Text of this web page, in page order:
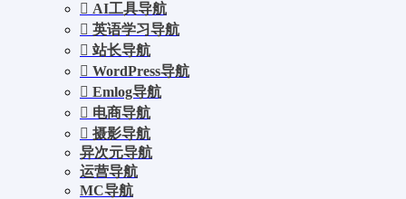
AI工具导航
英语学习导航
站长导航
WordPress导航
Emlog导航
电商导航
摄影导航
异次元导航
运营导航
MC导航